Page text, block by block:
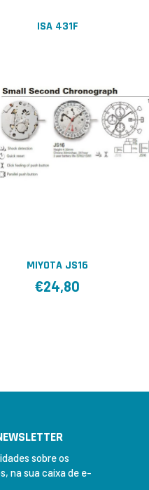
ISA 431F
MIYOTA JS16
€24,80
sobre os
na sua caixa de e-